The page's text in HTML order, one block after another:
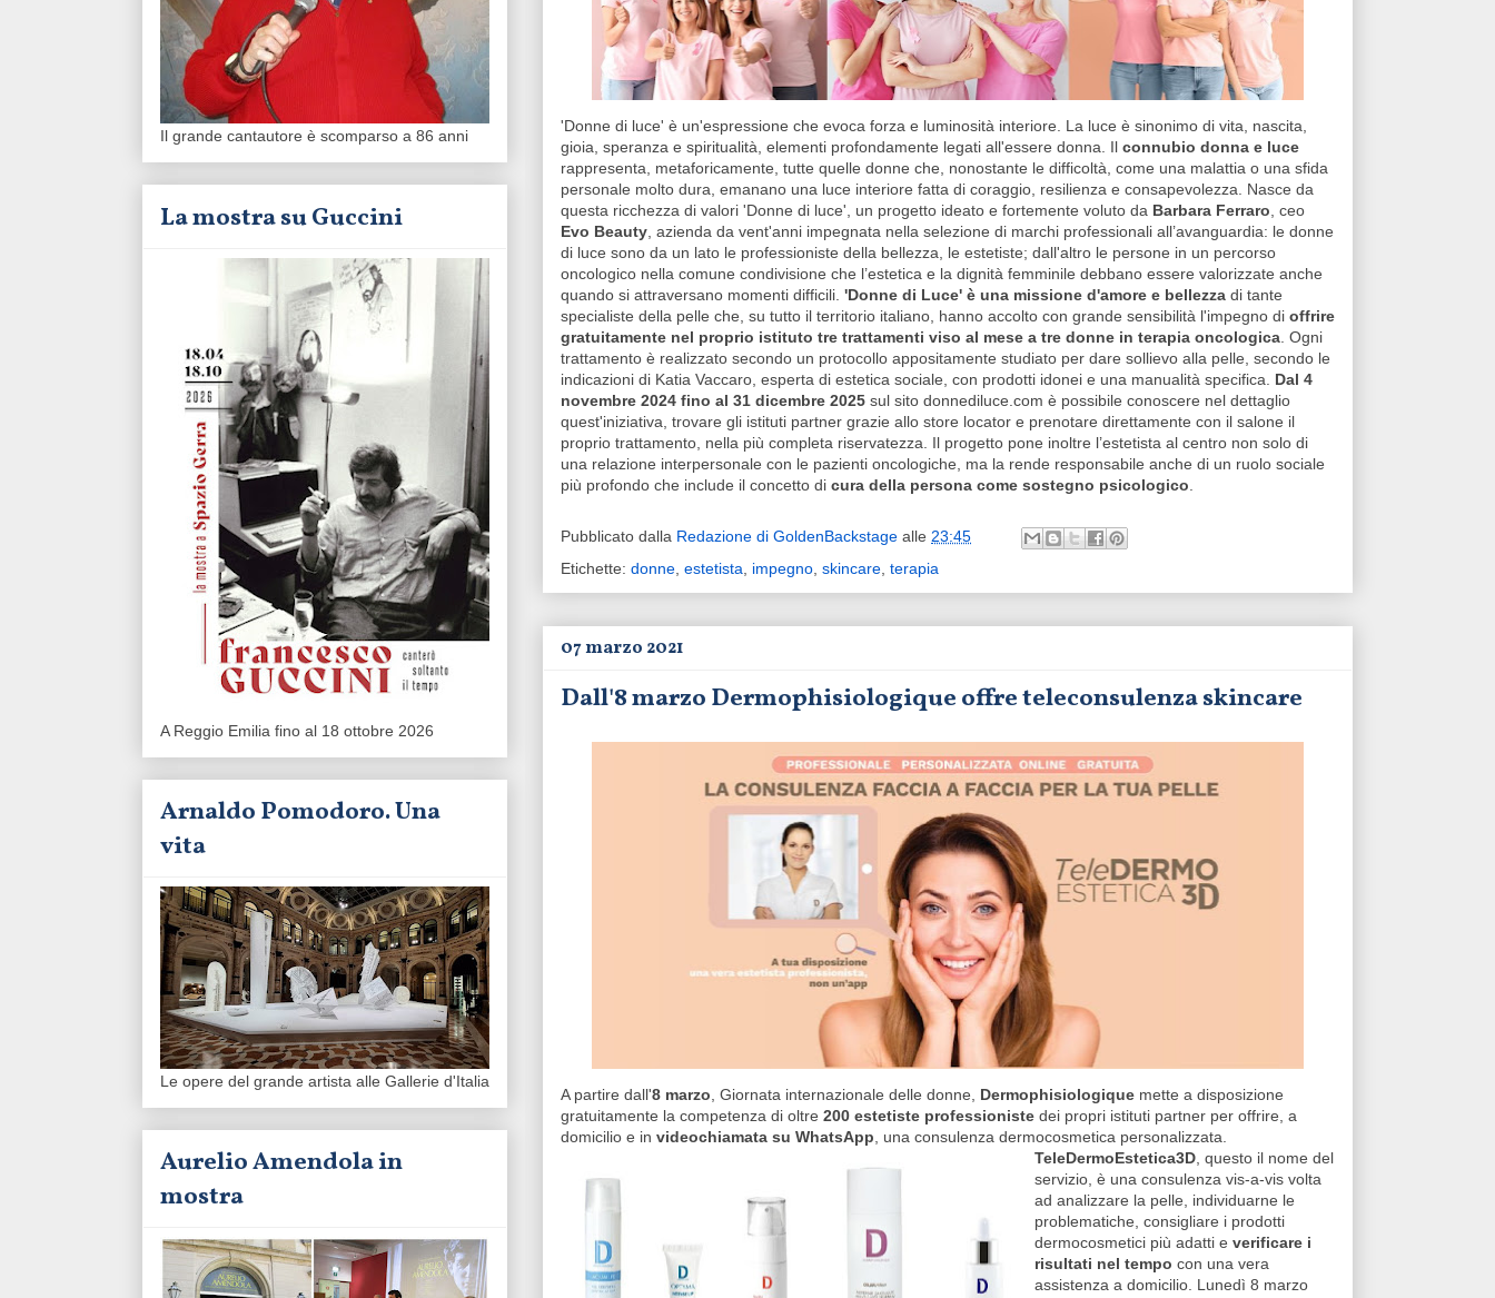
'Donne di luce' è un'espressione che evoca forza e luminosità interiore. La luce è sinonimo di vita, nascita,
gioia, speranza e spiritualità, elementi profondamente legati all'essere donna. Il connubio donna e luce
rappresenta, metaforicamente, tutte quelle donne che, nonostante le difficoltà, come una malattia o una sfida
personale molto dura, emanano una luce interiore fatta di coraggio, resilienza e consapevolezza. Nasce da
questa ricchezza di valori 'Donne di luce', un progetto ideato e fortemente voluto da Barbara Ferraro, ceo
Evo Beauty, azienda da vent'anni impegnata nella selezione di marchi professionali all’avanguardia: le donne
di luce sono da un lato le professioniste della bellezza, le estetiste; dall'altro le persone in un percorso
oncologico nella comune condivisione che l’estetica e la dignità femminile debbano essere valorizzate anche
quando si attraversano momenti difficili. 'Donne di Luce' è una missione d'amore e bellezza di tante
specialiste della pelle che, su tutto il territorio italiano, hanno accolto con grande sensibilità l'impegno di offrire
gratuitamente nel proprio istituto tre trattamenti viso al mese a tre donne in terapia oncologica. Ogni
trattamento è realizzato secondo un protocollo appositamente studiato per dare sollievo alla pelle, secondo le
indicazioni di Katia Vaccaro, esperta di estetica sociale, con prodotti idonei e una manualità specifica. Dal 4
novembre 2024 fino al 31 dicembre 2025 sul sito donnediluce.com è possibile conoscere nel dettaglio
quest'iniziativa, trovare gli istituti partner grazie allo store locator e prenotare direttamente con il salone il
proprio trattamento, nella più completa riservatezza. Il progetto pone inoltre l’estetista al centro non solo di
una relazione interpersonale con le pazienti oncologiche, ma la rende responsabile anche di un ruolo sociale
più profondo che include il concetto di cura della persona come sostegno psicologico.
Pubblicato dalla Redazione di GoldenBackstage alle 23:45
Etichette: donne, estetista, impegno, skincare, terapia
07 marzo 2021
Dall'8 marzo Dermophisiologique offre teleconsulenza skincare
A partire dall'8 marzo, Giornata internazionale delle donne, Dermophisiologique mette a disposizione
gratuitamente la competenza di oltre 200 estetiste professioniste dei propri istituti partner per offrire, a
domicilio e in videochiamata su WhatsApp, una consulenza dermocosmetica personalizzata.
TeleDermoEstetica3D, questo il nome del
servizio, è una consulenza vis-a-vis volta
ad analizzare la pelle, individuarne le
problematiche, consigliare i prodotti
dermocosmetici più adatti e verificare i
risultati nel tempo con una vera
assistenza a domicilio. Lunedì 8 marzo
Il grande cantautore è scomparso a 86 anni
La mostra su Guccini
A Reggio Emilia fino al 18 ottobre 2026
Arnaldo Pomodoro. Una
vita
Le opere del grande artista alle Gallerie d'Italia
Aurelio Amendola in
mostra